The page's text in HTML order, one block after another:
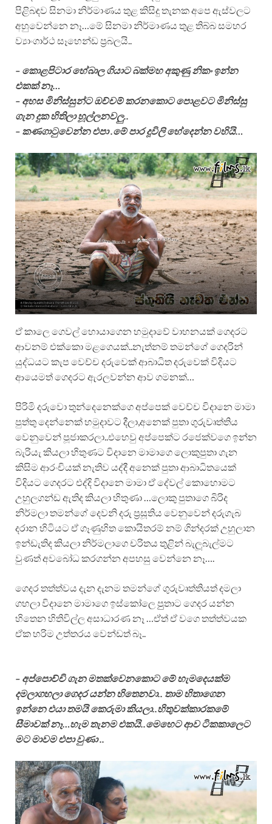
පිළිබඳව සිනමා නිර්මාණය තුළ කිසිදු තැනක අපෙ ඇස්වලට
අහුවෙන්නෙ නෑ…මේ සිනමා නිර්මාණය තුළ තිබ්බ සමහර
ව්‍යාංගාර්ථ සෑහෙන්ඩ ප්‍රබලයි..
– කොළපිටාර හේබාල ගියාට බක්මහ අකුණු නිකං ඉන්න
එකක් නෑ…
– අහස මිනිස්සුන්ට ඔච්චම් කරනකොට පොළවට මිනිස්සු
ගැන දුක හිතිලා හූල්ලනවලු..
– කණගාටුවෙන්න එපා .මේ පාර දූවිලි හේදෙන්න වහියි…
ඒ කාලෙ ගෙවල් හොයාගෙන හමුදාවේ වාහනයක් ගෙදරට
ආවනම් එක්කො මළගෙයක්..නැත්නම් තමන්ගේ ගෙදරින්
යුද්ධයට කැප වෙච්ච දරුවෙක් ආබාධිත දරුවෙක් ⁣විදියට
ආයෙමත් ගෙදරට ⁣ඇරලවන්න ආව ගමනක්…
පිරිමි දරුවො තුන්දෙනෙක්ගෙ අප්පෙක් වෙච්ච විදානෙ මාමා
පුත්තු දෙන්නෙක් හමුදාවට දීලා,අනෙක් පුතා ගුරුවෘත්තිය
වෙනුවෙන් පූජාකරලා..එහෙවු අප්පෙක්ට රජෙක්වගෙ ඉන්න
බැරියැ කියලා හිතුණට විදානෙ මාමාගෙ ලොකුපුතා ගැන
කිසිම ආරංචියක් නැතිව යද්දී ⁣අනෙක් පුතා ආබාධිතයෙක්
විදියට ගෙදරට එද්දි විදානෙ මාමා ⁣ඒ දේවල් කොහොමට
උහුලගන්ඩ ඇතිද කියලා හිතුණා …ලොකු පුතාගෙ බිරිද
නිර්මලා තමන්ගේ දෙවනි දරු ප්‍රසූතිය වෙනුවෙන් දරුගැබ
දරාන හිටියට ඒ ගෑණුහිත කොයිතරම් නම් ගින්දරක් උහුලාන
ඉන්ඩැතිද කියලා නිර්මලාගෙ චරිතය තුළින් බැලූබැල්මට
වුණත් අවබෝධ කරගන්න අපහසු වෙන්නෙ නෑ….
ගෙදර තත්ත්වය දැන දැනම තමන්ගේ ගුරුවෘත්තියත් දමලා
ගහලා විදානෙ මාමාගෙ ඉස්කෝලෙ පුුතාට ගෙදර යන්න
හිතෙන හිතිවිල්ල අසාධාරණ නෑ …ඒත් ඒ වගෙ තත්ත්වයක
ඒක හරිම උත්තරය වෙන්ඩත් බෑ..
– අප්පොච්චි ගැන මතක්වෙනකොට මේ හැමදෙයක්ම
දමලාගහලා ගෙදර යන්න හිතෙනවා.. තාම හිතාගෙන
ඉන්නෙ එයා තමයි කෙරුමා කියලා..හිතුවක්කාරකමේ
සීමාවක් නෑ…හැම තැනම එකයි..මෙහෙට ආව ටිකකාලෙට
මට මාවම එපා වුණා ..